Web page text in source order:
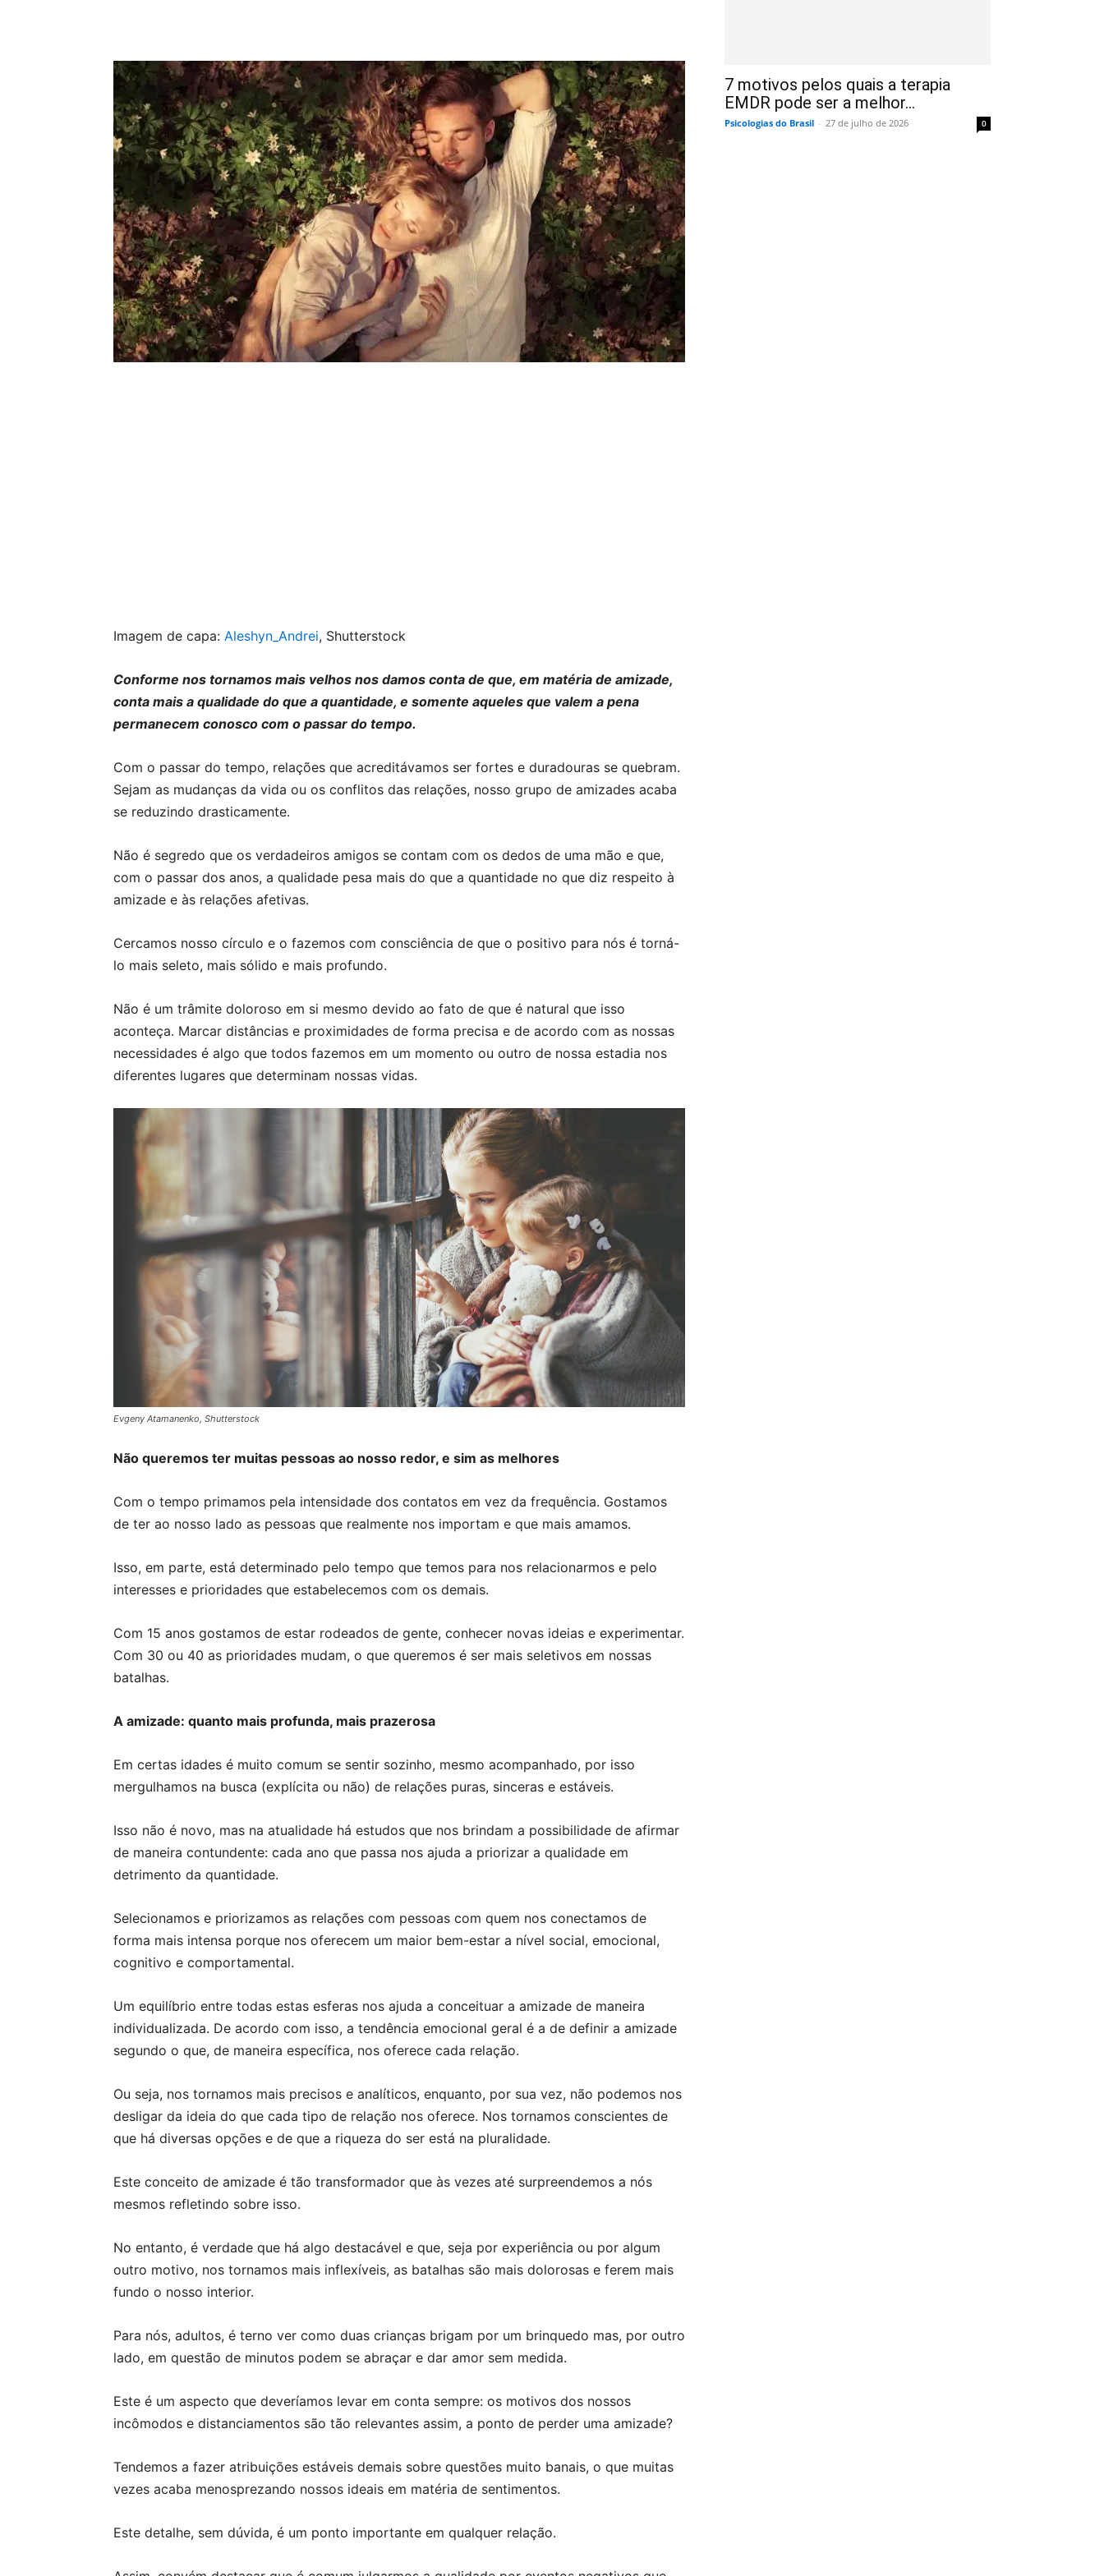
Imagem de capa: Aleshyn_Andrei, Shutterstock
Conforme nos tornamos mais velhos nos damos conta de que, em matéria de amizade,
conta mais a qualidade do que a quantidade, e somente aqueles que valem a pena
permanecem conosco com o passar do tempo.
Com o passar do tempo, relações que acreditávamos ser fortes e duradouras se quebram.
Sejam as mudanças da vida ou os conflitos das relações, nosso grupo de amizades acaba
se reduzindo drasticamente.
Não é segredo que os verdadeiros amigos se contam com os dedos de uma mão e que,
com o passar dos anos, a qualidade pesa mais do que a quantidade no que diz respeito à
amizade e às relações afetivas.
Cercamos nosso círculo e o fazemos com consciência de que o positivo para nós é torná-
lo mais seleto, mais sólido e mais profundo.
Não é um trâmite doloroso em si mesmo devido ao fato de que é natural que isso
aconteça. Marcar distâncias e proximidades de forma precisa e de acordo com as nossas
necessidades é algo que todos fazemos em um momento ou outro de nossa estadia nos
diferentes lugares que determinam nossas vidas.
Evgeny Atamanenko, Shutterstock
Não queremos ter muitas pessoas ao nosso redor, e sim as melhores
Com o tempo primamos pela intensidade dos contatos em vez da frequência. Gostamos
de ter ao nosso lado as pessoas que realmente nos importam e que mais amamos.
Isso, em parte, está determinado pelo tempo que temos para nos relacionarmos e pelo
interesses e prioridades que estabelecemos com os demais.
Com 15 anos gostamos de estar rodeados de gente, conhecer novas ideias e experimentar.
Com 30 ou 40 as prioridades mudam, o que queremos é ser mais seletivos em nossas
batalhas.
A amizade: quanto mais profunda, mais prazerosa
Em certas idades é muito comum se sentir sozinho, mesmo acompanhado, por isso
mergulhamos na busca (explícita ou não) de relações puras, sinceras e estáveis.
Isso não é novo, mas na atualidade há estudos que nos brindam a possibilidade de afirmar
de maneira contundente: cada ano que passa nos ajuda a priorizar a qualidade em
detrimento da quantidade.
Selecionamos e priorizamos as relações com pessoas com quem nos conectamos de
forma mais intensa porque nos oferecem um maior bem-estar a nível social, emocional,
cognitivo e comportamental.
Um equilíbrio entre todas estas esferas nos ajuda a conceituar a amizade de maneira
individualizada. De acordo com isso, a tendência emocional geral é a de definir a amizade
segundo o que, de maneira específica, nos oferece cada relação.
Ou seja, nos tornamos mais precisos e analíticos, enquanto, por sua vez, não podemos nos
desligar da ideia do que cada tipo de relação nos oferece. Nos tornamos conscientes de
que há diversas opções e de que a riqueza do ser está na pluralidade.
Este conceito de amizade é tão transformador que às vezes até surpreendemos a nós
mesmos refletindo sobre isso.
No entanto, é verdade que há algo destacável e que, seja por experiência ou por algum
outro motivo, nos tornamos mais inflexíveis, as batalhas são mais dolorosas e ferem mais
fundo o nosso interior.
Para nós, adultos, é terno ver como duas crianças brigam por um brinquedo mas, por outro
lado, em questão de minutos podem se abraçar e dar amor sem medida.
Este é um aspecto que deveríamos levar em conta sempre: os motivos dos nossos
incômodos e distanciamentos são tão relevantes assim, a ponto de perder uma amizade?
Tendemos a fazer atribuições estáveis demais sobre questões muito banais, o que muitas
vezes acaba menosprezando nossos ideais em matéria de sentimentos.
Este detalhe, sem dúvida, é um ponto importante em qualquer relação.
7 motivos pelos quais a terapia
EMDR pode ser a melhor...
Psicologias do Brasil - 27 de julho de 2026 0